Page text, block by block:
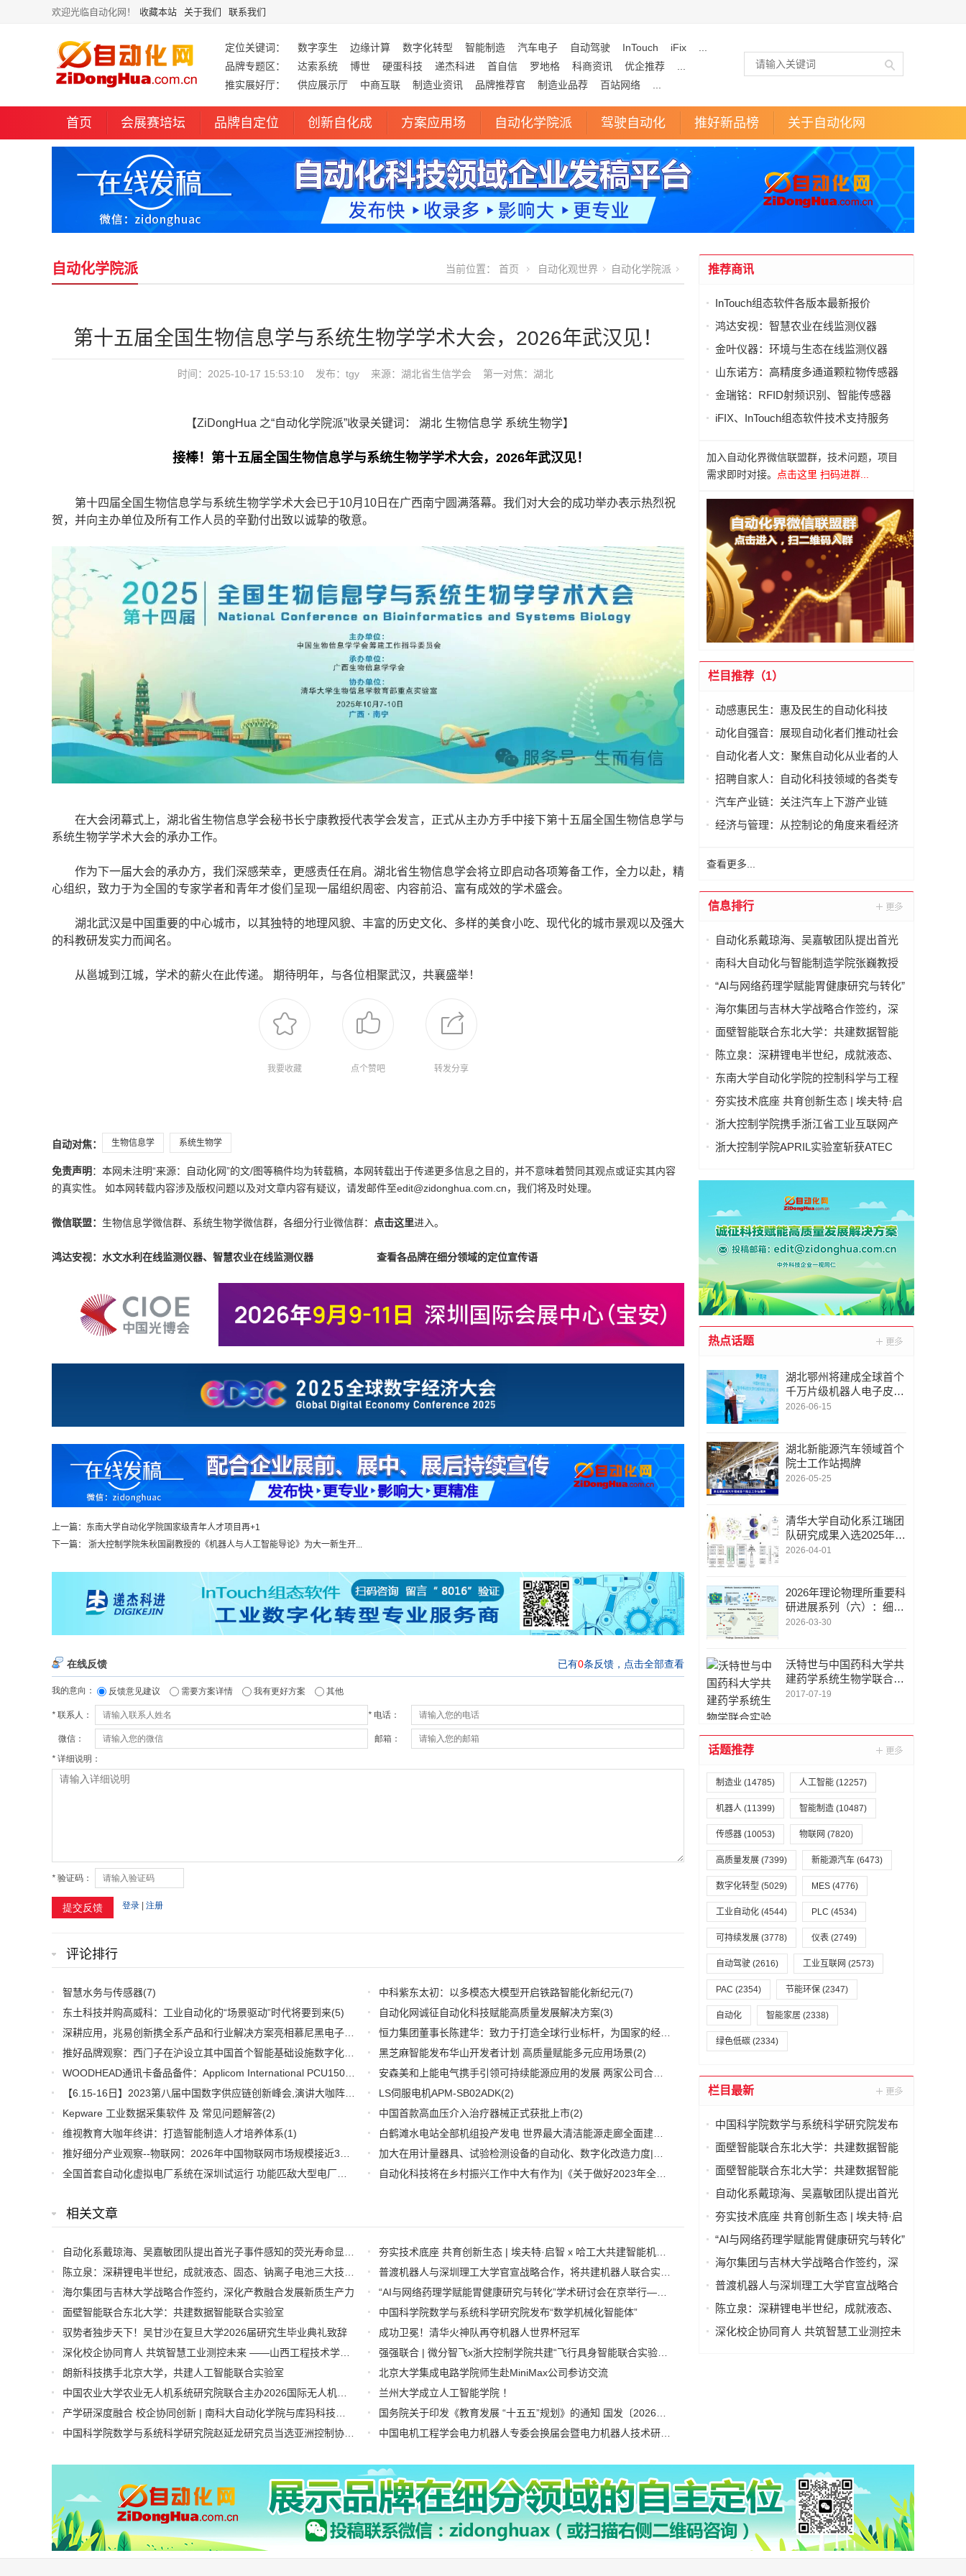
欢迎光临自动化网！ 收藏本站 关于我们 联系我们
定位关键词： 数字孪生 边缘计算 数字化转型 智能制造 汽车电子 自动驾驶 InTouch iFix
品牌专题区：
达索系统 博世 硬蛋科技 递杰科进 首自信 罗地格 科商资讯 优企推荐
推实展好厅：
供应展示厅 中商互联 制造业资讯 品牌推荐官 制造业品荐 百站网络
首页 会展赛培坛 品牌自定位 创新自化成 方案应用场 自动化学院派 驾驶自动化 推好新品榜 关于自动化网
自动化学院派 当前位置： 首页 自动化观世界 自动化学院派
第十五届全国生物信息学与系统生物学学术大会，2026年武汉见！
时间：2025-10-17 15:53:10 发布：tgy 来源：湖北省生信学会 第一对焦： 湖北
【ZiDongHua 之“自动化学院派”收录关键词： 湖北 生物信息学 系统生物学】
接棒！第十五届全国生物信息学与系统生物学学术大会，2026年武汉见！
第十四届全国生物信息学与系统生物学学术大会已于10月10日在广西南宁圆满落幕。我们对大会的成功举办表示热烈祝
贺，并向主办单位及所有工作人员的辛勤付出致以诚挚的敬意。
在大会闭幕式上，湖北省生物信息学会秘书长宁康教授代表学会发言，正式从主办方手中接下第十五届全国生物信息学与
系统生物学学术大会的承办工作。
作为下一届大会的承办方，我们深感荣幸，更感责任在肩。湖北省生物信息学会将立即启动各项筹备工作，全力以赴，精
心组织，致力于为全国的专家学者和青年才俊们呈现一届组织周密、内容前沿、富有成效的学术盛会。
湖北武汉是中国重要的中心城市，以其独特的地理风貌、丰富的历史文化、多样的美食小吃、现代化的城市景观以及强大
的科教研发实力而闻名。
从邕城到江城，学术的薪火在此传递。 期待明年，与各位相聚武汉，共襄盛举！
我要收藏 点个赞吧 转发分享
自动对焦： 生物信息学 系统生物学
免责声明 ：本网未注明“来源：自动化网”的文/图等稿件均为转载稿，本网转载出于传递更多信息之目的，并不意味着赞同其观点或证实其内容
的真实性。 如本网转载内容涉及版权问题以及对文章内容有疑议，请发邮件至edit@zidonghua.com.cn，我们将及时处理。
微信联盟： 生物信息学微信群、系统生物学微信群，各细分行业微信群： 点击这里进入。
鸿达安视：水文水利在线监测仪器、智慧农业在线监测仪器 查看各品牌在细分领域的定位宣传语
上一篇： 东南大学自动化学院国家级青年人才项目再+1
下一篇： 浙大控制学院朱秋国副教授的《机器人与人工智能导论》为大一新生开...
评论排行
智慧水务与传感器(7) 中科紫东太初：以多模态大模型开启铁路智能化新纪元(7)
东土科技并购高威科：工业自动化的“场景驱动”时代将要到来(5) 自动化网诚征自动化科技赋能高质量发展解决方案(3)
恒力集团董事长陈建华：致力于打造全球行业标杆，为国家的经济高质量发展贡献更大力量|上海电气集团党委书记、董事长吴磊来访
(2)
黑芝麻智能发布华山开发者计划 高质量赋能多元应用场景(2)
(2) 安森美和上能电气携手引领可持续能源应用的发展 两家公司合作开发高性能储能和太阳能组串式逆变器方案 以实现可持续的未来
(2)
LS伺服电机APM-SB02ADK(2)
Kepware 工业数据采集软件 及 常见问题解答(2) 中国首款高血压介入治疗器械正式获批上市(2)
维视教育大咖年终讲：打造智能制造人才培养体系(1)
白鹤滩水电站全部机组投产发电 世界最大清洁能源走廊全面建成|将为建设新型能源体系、保障国家能源安全、实现“双碳”目标提供有力支撑
(1)
(1) 自动化科技将在乡村振兴工作中大有作为|《关于做好2023年全面推进乡村振兴重点工作的意见》发布 (1)
相关文章
夯实技术底座 共育创新生态 | 埃夫特·启智 x 哈工大共建智能机器人通用技术底座实训实验室
海尔集团与吉林大学战略合作签约，深化产教融合发展新质生产力
“AI与网络药理学赋能胃健康研究与转化”学术研讨会在京举行—— 多学科交叉推动胃病防治进入智能化新阶段
面壁智能联合东北大学：共建数据智能联合实验室
中国科学院数学与系统科学研究院发布“数学机械化智能体”
驭势者独步天下！吴甘沙在复旦大学2026届研究生毕业典礼致辞
成功卫冕！清华火神队再夺机器人世界杯冠军
强强联合 | 微分智飞x浙大控制学院共建“飞行具身智能联合实验室”，开启产学研深度融合新篇章
朗新科技携手北京大学，共建人工智能联合实验室
北京大学集成电路学院师生赴MiniMax公司参访交流
兰州大学成立人工智能学院 ！
中国电机工程学会电力机器人专委会换届会暨电力机器人技术研讨会在武汉举行
推荐商讯
InTouch组态软件各版本最新报价
鸿达安视：智慧农业在线监测仪器
金叶仪器：环境与生态在线监测仪器
山东诺方：高精度多通道颗粒物传感器
金瑞铭：RFID射频识别、智能传感器
iFIX、InTouch组态软件技术支持服务
加入自动化界微信联盟群，技术问题，项目
需求即时对接。
点击这里 扫码进群...
栏目推荐（1）
动感惠民生：惠及民生的自动化科技
动化自强音：展现自动化者们推动社会
进步发出的响亮声音
自动化者人文：聚焦自动化从业者的人
文思考
招聘自家人：自动化科技领域的各类专
家及人才需求资讯
汽车产业链：关注汽车上下游产业链
经济与管理：从控制论的角度来看经济
查看更多...
信息排行
自动化系戴琼海、吴嘉敏团队提出首光
子事件感知的荧光寿命显微成像方法
南科大自动化与智能制造学院张巍教授
“逐际动力”Oil人形机器人亮相央视中秋
“AI与网络药理学赋能胃健康研究与转化”
学术研讨会在京举行—— 多学科交叉推
海尔集团与吉林大学战略合作签约，深
化产教融合发展新质生产力
面壁智能联合东北大学：共建数据智能
联合实验室
陈立泉：深耕锂电半世纪，成就液态、
固态、钠离子电池三大技术领跑地位
东南大学自动化学院的控制科学与工程
学科在软科2025年世界一流学科排名中
夯实技术底座 共育创新生态 | 埃夫特·启
智 x 哈工大共建智能机器人通用技术底
浙大控制学院携手浙江省工业互联网产
业联盟 共启产教融合新篇章
浙大控制学院APRIL实验室斩获ATEC
热点话题
湖北鄂州将建成全球首个
千万片级机器人电子皮肤
量产基地
2026-06-15
湖北新能源汽车领域首个
院士工作站揭牌
2026-05-25
清华大学自动化系江瑞团
队研究成果入选2025年度
“中国生物信息学十大进
2026-04-01
2026年理论物理所重要科
研进展系列（六）：细胞
表型转化的信息流形
2026-03-30
沃特世与中国药科大学共
建药学系统生物学联合实
验室
2017-07-19
话题推荐
制造业 (14785) 人工智能 (12257)
机器人 (11399) 智能制造 (10487)
传感器 (10053) 物联网 (7820)
高质量发展 (7399) 新能源汽车 (6473)
数字化转型 (5029) MES (4776)
工业自动化 (4544) PLC (4534)
可持续发展 (3778) 仪表 (2749)
自动驾驶 (2616) 工业互联网 (2573)
PAC (2354) 节能环保 (2347)
自动化 智能家居 (2338)
绿色低碳 (2334)
栏目最新
中国科学院数学与系统科学研究院发布
“数学机械化智能体”
面壁智能联合东北大学：共建数据智能
联合实验室
面壁智能联合东北大学：共建数据智能
联合实验室
自动化系戴琼海、吴嘉敏团队提出首光
子事件感知的荧光寿命显微成像方法
夯实技术底座 共育创新生态 | 埃夫特·启
智 x 哈工大共建智能机器人通用技术底
“AI与网络药理学赋能胃健康研究与转化”
学术研讨会在京举行—— 多学科交叉推
海尔集团与吉林大学战略合作签约，深
化产教融合发展新质生产力
普渡机器人与深圳理工大学官宣战略合
作，将共建机器人联合实验室
陈立泉：深耕锂电半世纪，成就液态、
固态、钠离子电池三大技术领跑地位
深化校企协同育人 共筑智慧工业测控未